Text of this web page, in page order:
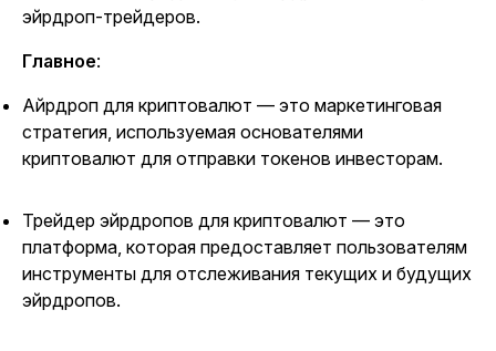
эйрдроп-трейдеров.
Главное:
Айрдроп для криптовалют — это маркетинговая
стратегия, используемая основателями
криптовалют для отправки токенов инвесторам.
Трейдер эйрдропов для криптовалют — это
платформа, которая предоставляет пользователям
инструменты для отслеживания текущих и будущих
эйрдропов.